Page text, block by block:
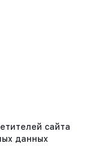
сайта
данных